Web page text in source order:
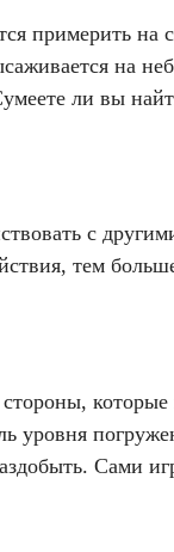
примерить на
на
ли вы
с
тем
уровня
Сами